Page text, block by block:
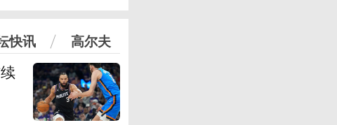
快讯 高尔夫